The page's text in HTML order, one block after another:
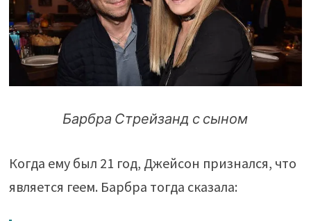
Барбра Стрейзанд с сыном
Когда ему был 21 год, Джейсон признался, что
является геем. Барбра тогда сказала: